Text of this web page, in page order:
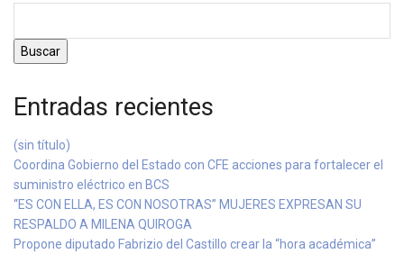
Buscar
Entradas recientes
(sin título)
Coordina Gobierno del Estado con CFE acciones para fortalecer el
suministro eléctrico en BCS
“ES CON ELLA, ES CON NOSOTRAS” MUJERES EXPRESAN SU
RESPALDO A MILENA QUIROGA
Propone diputado Fabrizio del Castillo crear la “hora académica”